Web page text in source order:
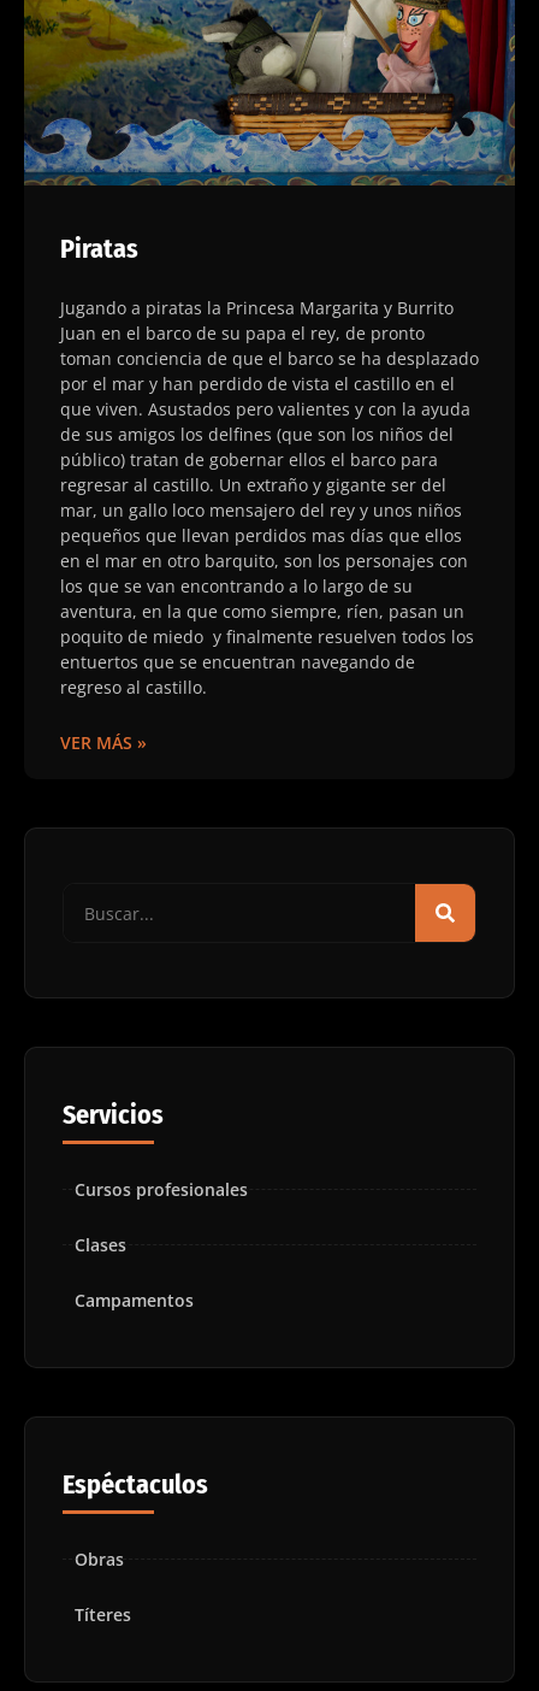
Piratas
Jugando a piratas la Princesa Margarita y Burrito
Juan en el barco de su papa el rey, de pronto
toman conciencia de que el barco se ha desplazado
por el mar y han perdido de vista el castillo en el
que viven. Asustados pero valientes y con la ayuda
de sus amigos los delfines (que son los niños del
público) tratan de gobernar ellos el barco para
regresar al castillo. Un extraño y gigante ser del
mar, un gallo loco mensajero del rey y unos niños
pequeños que llevan perdidos mas días que ellos
en el mar en otro barquito, son los personajes con
los que se van encontrando a lo largo de su
aventura, en la que como siempre, ríen, pasan un
poquito de miedo y finalmente resuelven todos los
entuertos que se encuentran navegando de
regreso al castillo.
VER MÁS »
Servicios
Cursos profesionales
Clases
Campamentos
Espéctaculos
Obras
Títeres